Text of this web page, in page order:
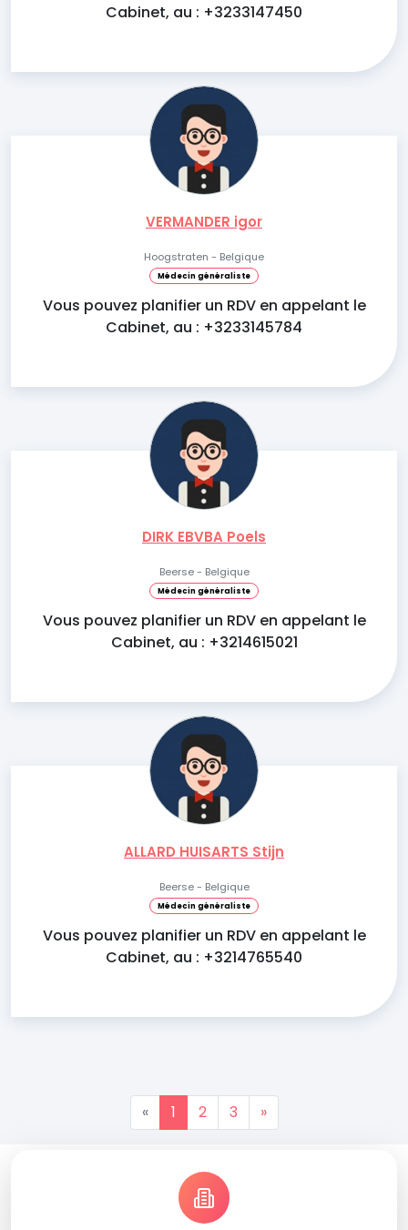
Cabinet, au : +3233147450
VERMANDER igor
Hoogstraten - Belgique
Médecin généraliste
Vous pouvez planifier un RDV en appelant le
Cabinet, au : +3233145784
DIRK EBVBA Poels
Beerse - Belgique
Médecin généraliste
Vous pouvez planifier un RDV en appelant le
Cabinet, au : +3214615021
ALLARD HUISARTS Stijn
Beerse - Belgique
Médecin généraliste
Vous pouvez planifier un RDV en appelant le
Cabinet, au : +3214765540
« 1 2 3 »